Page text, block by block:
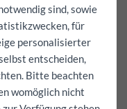
Kindersitze und
und im
werden!
sind, sowie
für
personalisierter
entscheiden,
Bitte beachten
womöglich nicht